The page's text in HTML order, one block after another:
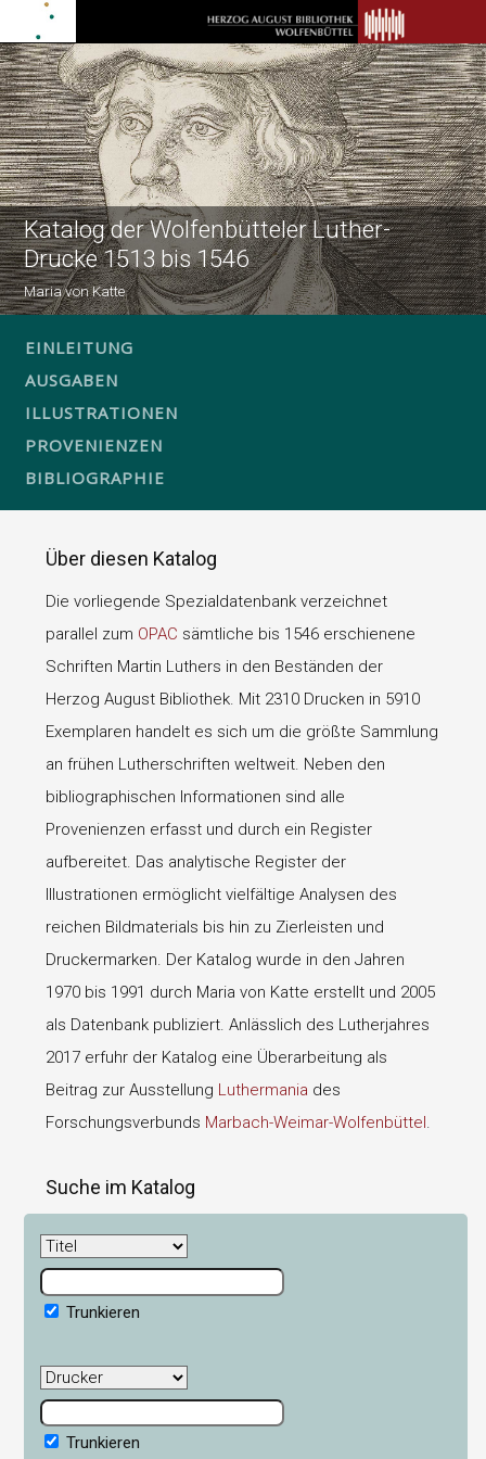
Katalog der Wolfenbütteler Luther-
Drucke 1513 bis 1546
Maria von Katte
EINLEITUNG
AUSGABEN
ILLUSTRATIONEN
PROVENIENZEN
BIBLIOGRAPHIE
Über diesen Katalog
Die vorliegende Spezialdatenbank verzeichnet
parallel zum OPAC sämtliche bis 1546 erschienene
Schriften Martin Luthers in den Beständen der
Herzog August Bibliothek. Mit 2310 Drucken in 5910
Exemplaren handelt es sich um die größte Sammlung
an frühen Lutherschriften weltweit. Neben den
bibliographischen Informationen sind alle
Provenienzen erfasst und durch ein Register
aufbereitet. Das analytische Register der
Illustrationen ermöglicht vielfältige Analysen des
reichen Bildmaterials bis hin zu Zierleisten und
Druckermarken. Der Katalog wurde in den Jahren
1970 bis 1991 durch Maria von Katte erstellt und 2005
als Datenbank publiziert. Anlässlich des Lutherjahres
2017 erfuhr der Katalog eine Überarbeitung als
Beitrag zur Ausstellung Luthermania des
Forschungsverbunds Marbach-Weimar-Wolfenbüttel.
Suche im Katalog
Trunkieren
Trunkieren